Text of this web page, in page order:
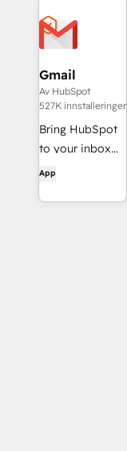
Gmail
Av HubSpot
527K innstalleringer
Bring HubSpot
to your inbox
with the
integration for
App